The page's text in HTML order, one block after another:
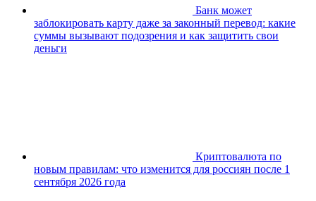
Банк может
заблокировать карту даже за законный перевод: какие
суммы вызывают подозрения и как защитить свои
деньги
Криптовалюта по
новым правилам: что изменится для россиян после 1
сентября 2026 года